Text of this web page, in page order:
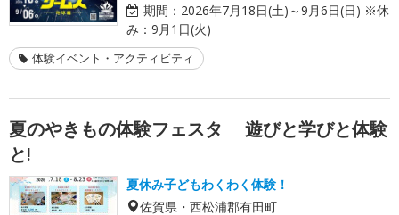
期間： 2026年7月18日(土)～9月6日(日) ※休
み：9月1日(火)
体験イベント・アクティビティ
夏のやきもの体験フェスタ 遊びと学びと体験
と!
夏休み子どもわくわく体験！
佐賀県・西松浦郡有田町